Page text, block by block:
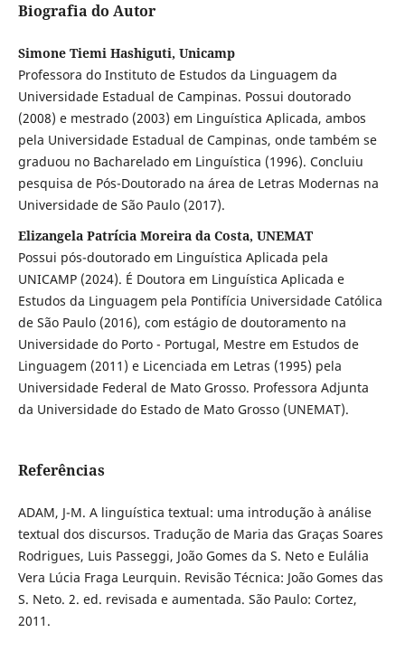
Biografia do Autor
Simone Tiemi Hashiguti, Unicamp
Professora do Instituto de Estudos da Linguagem da
Universidade Estadual de Campinas. Possui doutorado
(2008) e mestrado (2003) em Linguística Aplicada, ambos
pela Universidade Estadual de Campinas, onde também se
graduou no Bacharelado em Linguística (1996). Concluiu
pesquisa de Pós-Doutorado na área de Letras Modernas na
Universidade de São Paulo (2017).
Elizangela Patrícia Moreira da Costa, UNEMAT
Possui pós-doutorado em Linguística Aplicada pela
UNICAMP (2024). É Doutora em Linguística Aplicada e
Estudos da Linguagem pela Pontifícia Universidade Católica
de São Paulo (2016), com estágio de doutoramento na
Universidade do Porto - Portugal, Mestre em Estudos de
Linguagem (2011) e Licenciada em Letras (1995) pela
Universidade Federal de Mato Grosso. Professora Adjunta
da Universidade do Estado de Mato Grosso (UNEMAT).
Referências
ADAM, J-M. A linguística textual: uma introdução à análise
textual dos discursos. Tradução de Maria das Graças Soares
Rodrigues, Luis Passeggi, João Gomes da S. Neto e Eulália
Vera Lúcia Fraga Leurquin. Revisão Técnica: João Gomes das
S. Neto. 2. ed. revisada e aumentada. São Paulo: Cortez,
2011.